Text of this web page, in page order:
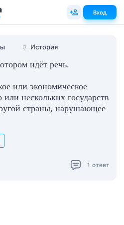
🏺 История
идёт речь.
или экономическое
нескольких государств
страны, нарушающее
1 ответ
Вход